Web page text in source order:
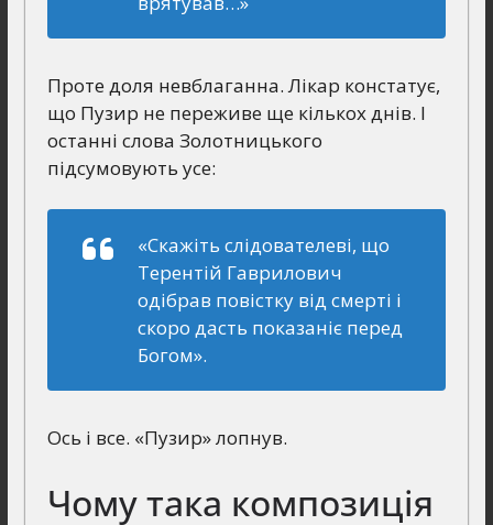
Проте доля невблаганна. Лікар констатує,
що Пузир не переживе ще кількох днів. І
останні слова Золотницького
підсумовують усе:
«Скажіть слідователеві, що
Терентій Гаврилович
одібрав повістку від смерті і
скоро дасть показаніє перед
Богом».
Ось і все. «Пузир» лопнув.
Чому така композиція